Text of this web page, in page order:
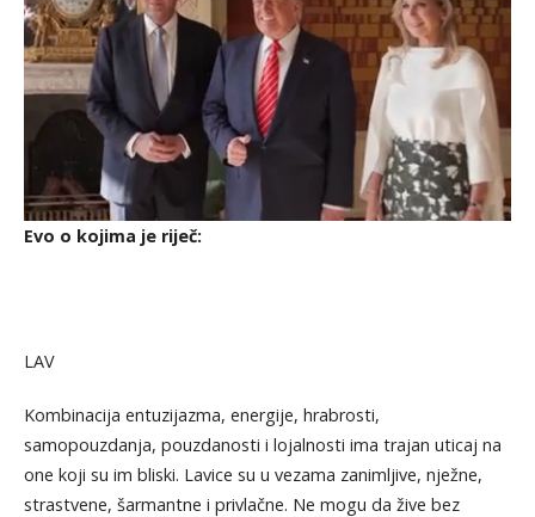
Evo o kojima je riječ:
LAV
Kombinacija entuzijazma, energije, hrabrosti,
samopouzdanja, pouzdanosti i lojalnosti ima trajan uticaj na
one koji su im bliski. Lavice su u vezama zanimljive, nježne,
strastvene, šarmantne i privlačne. Ne mogu da žive bez